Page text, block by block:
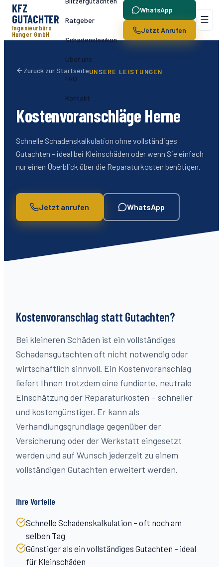
KFZ
GUTACHTER
Ingenieurbüro
Hunger GmbH
Ratgeber
Schadenslexikon
Über uns
FAQ
Kontakt
WhatsApp
Jetzt Anrufen
Zurück zur StartseiteUNSERE LEISTUNGEN
Kostenvoranschläge Herne
Schnelle Schadenskalkulation ohne vollständiges
Gutachten – ideal bei Kleinschäden oder wenn Sie einfach
nur einen Überblick über die Reparaturkosten benötigen.
Jetzt anrufen WhatsApp
Kostenvoranschlag statt Gutachten?
Bei kleineren Schäden ist ein vollständiges
Schadensgutachten oft nicht notwendig oder
wirtschaftlich sinnvoll. Ein Kostenvoranschlag
liefert Ihnen trotzdem eine fundierte, neutrale
Einschätzung der Reparaturkosten – schneller
und kostengünstiger. Er kann als
Verhandlungsgrundlage gegenüber der
Versicherung oder der Werkstatt eingesetzt
werden und auf Wunsch jederzeit zu einem
vollständigen Gutachten erweitert werden.
Ihre Vorteile
Schnelle Schadenskalkulation – oft noch am
selben Tag
Günstiger als ein vollständiges Gutachten – ideal
für Kleinschäden